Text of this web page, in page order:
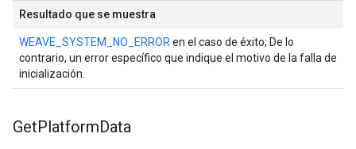
Resultado que se muestra
WEAVE_SYSTEM_NO_ERROR en el caso de éxito; De lo
contrario, un error específico que indique el motivo de la falla de
inicialización.
GetPlatformData